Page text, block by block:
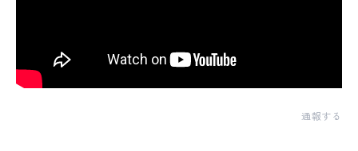
通報する